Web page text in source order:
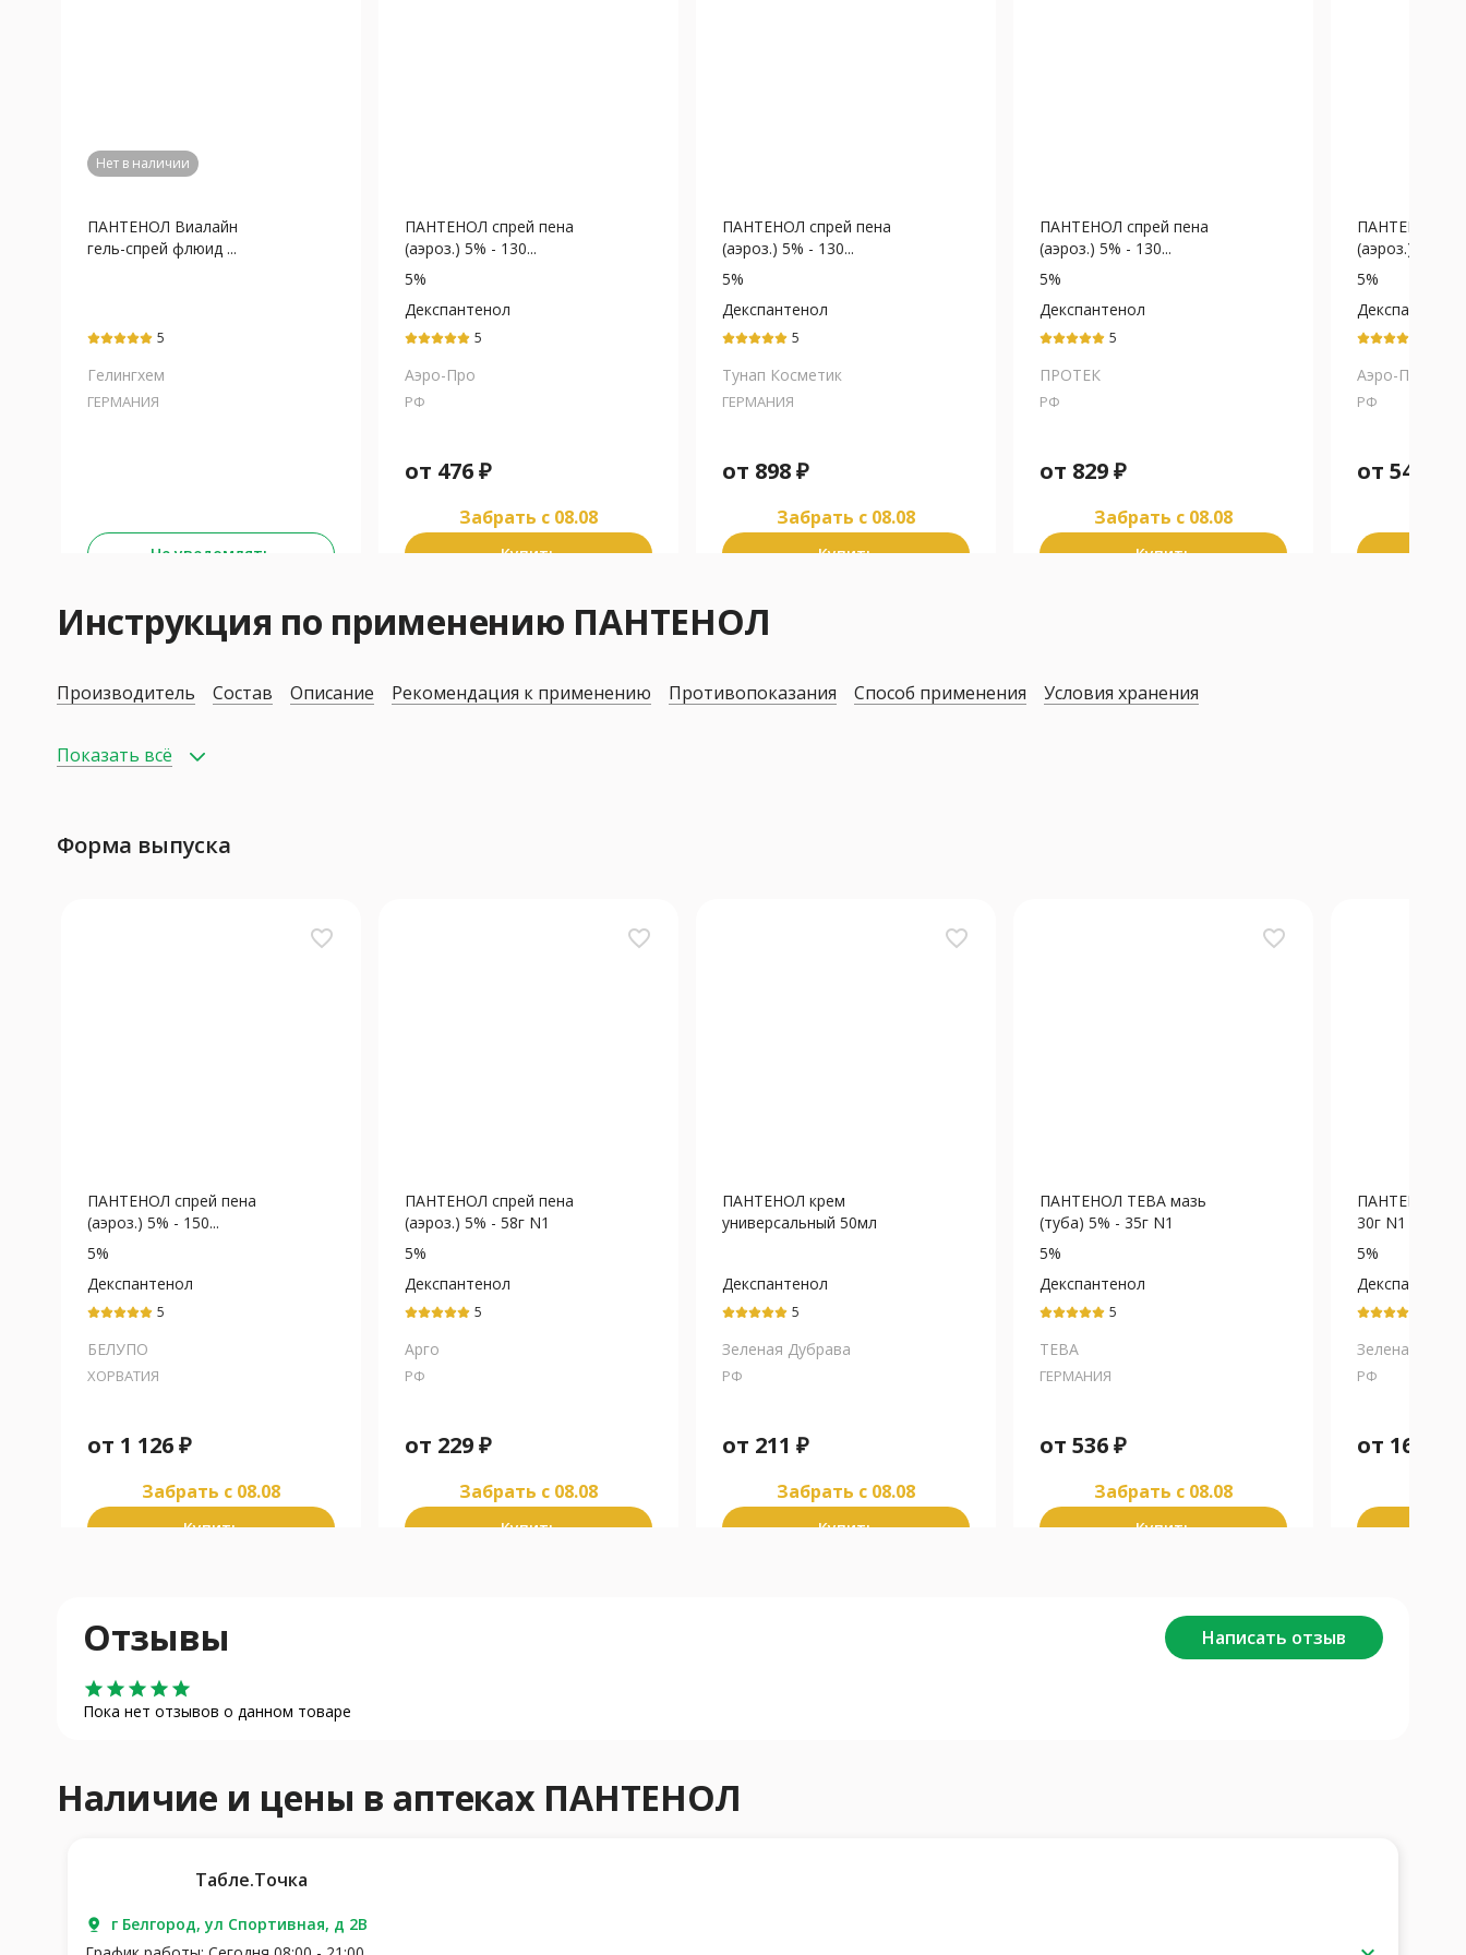
Нет в наличии
ПАНТЕНОЛ Виалайн
гель-спрей флюид ...
5
Гелингхем
ГЕРМАНИЯ
Не уведомлять
ПАНТЕНОЛ спрей пена
(аэроз.) 5% - 130...
5%
Декспантенол
5
Аэро-Про
РФ
от 476₽
Забрать c 08.08
Купить
ПАНТЕНОЛ спрей пена
(аэроз.) 5% - 130...
5%
Декспантенол
5
Тунап Косметик
ГЕРМАНИЯ
от 898₽
Забрать c 08.08
Купить
ПАНТЕНОЛ спрей пена
(аэроз.) 5% - 130...
5%
Декспантенол
5
ПРОТЕК
РФ
от 829₽
Забрать c 08.08
Купить
ПАНТЕНОЛ
(аэроз.) 5% -
5%
Декспантенол
Аэро-Про
РФ
от 544
Инструкция по применению ПАНТЕНОЛ
Производитель Состав Описание Рекомендация к применению Противопоказания Способ применения Условия хранения
Показать всё
Форма выпуска
favorite_border
ПАНТЕНОЛ спрей пена
(аэроз.) 5% - 150...
5%
Декспантенол
5
БЕЛУПО
ХОРВАТИЯ
от 1 126₽
Забрать c 08.08
Купить
favorite_border
ПАНТЕНОЛ спрей пена
(аэроз.) 5% - 58г N1
5%
Декспантенол
5
Арго
РФ
от 229₽
Забрать c 08.08
Купить
favorite_border
ПАНТЕНОЛ крем
универсальный 50мл
Декспантенол
5
Зеленая Дубрава
РФ
от 211 ₽
Забрать c 08.08
Купить
favorite_border
ПАНТЕНОЛ ТЕВА мазь
(туба) 5% - 35г N1
5%
Декспантенол
5
ТЕВА
ГЕРМАНИЯ
от 536₽
Забрать c 08.08
Купить
ПАНТЕНОЛ
30г N1
5%
Декспантенол
Зеленая
РФ
от 169
Отзывы Написать отзыв
star star star star star
Пока нет отзывов о данном товаре
Наличие и цены в аптеках ПАНТЕНОЛ
Табле.Точка
г Белгород, ул Спортивная, д 2В